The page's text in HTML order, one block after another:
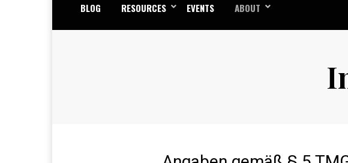
BLOG RESOURCES EVENTS ABOUT